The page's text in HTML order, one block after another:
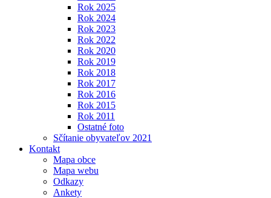
Rok 2025
Rok 2024
Rok 2023
Rok 2022
Rok 2020
Rok 2019
Rok 2018
Rok 2017
Rok 2016
Rok 2015
Rok 2011
Ostatné foto
Sčítanie obyvateľov 2021
Kontakt
Mapa obce
Mapa webu
Odkazy
Ankety